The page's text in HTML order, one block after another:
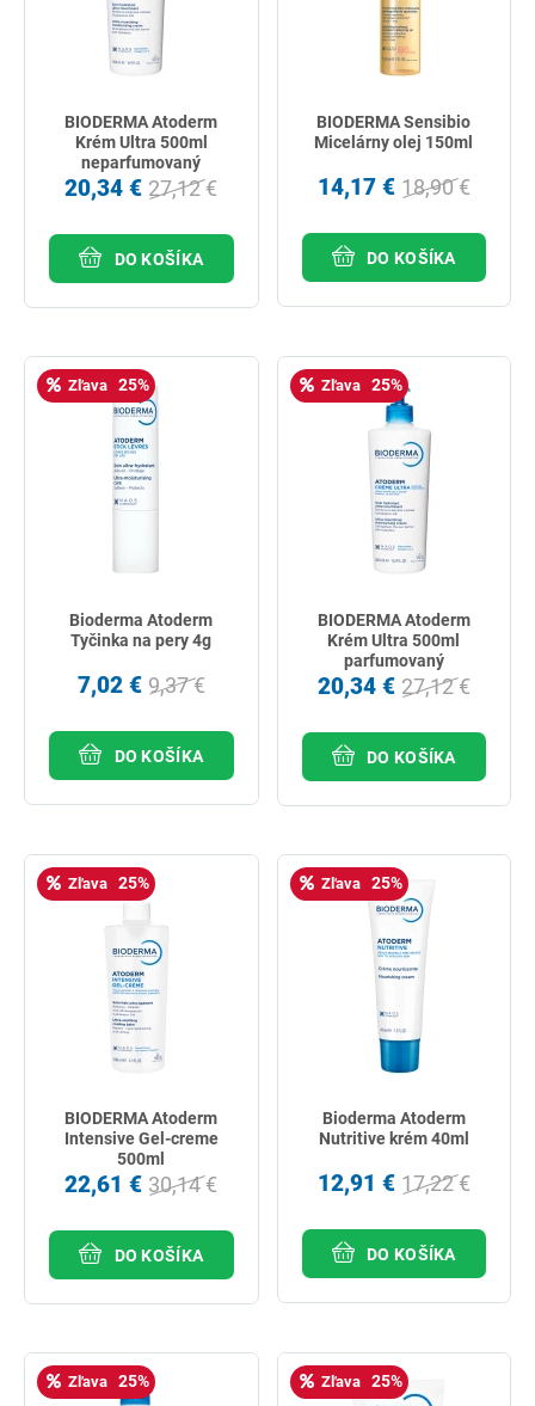
BIODERMA Atoderm
Krém Ultra 500ml
neparfumovaný
20,34 € 27,12 €
DO KOŠÍKA
BIODERMA Sensibio
Micelárny olej 150ml
14,17 € 18,90 €
DO KOŠÍKA
Zľava 25%
Bioderma Atoderm
Tyčinka na pery 4g
7,02 € 9,37 €
DO KOŠÍKA
Zľava 25%
BIODERMA Atoderm
Krém Ultra 500ml
parfumovaný
20,34 € 27,12 €
DO KOŠÍKA
Zľava 25%
BIODERMA Atoderm
Intensive Gel-creme
500ml
22,61 € 30,14 €
DO KOŠÍKA
Zľava 25%
Bioderma Atoderm
Nutritive krém 40ml
12,91 € 17,22 €
DO KOŠÍKA
Zľava 25% Zľava 25%